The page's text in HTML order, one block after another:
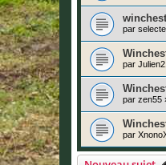
par
par
par zen55
par